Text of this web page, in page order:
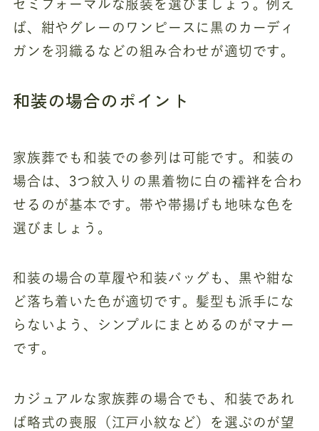
セミフォーマルな服装を選びましょう。例え
ば、紺やグレーのワンピースに黒のカーディ
ガンを羽織るなどの組み合わせが適切です。
和装の場合のポイント
家族葬でも和装での参列は可能です。和装の
場合は、3つ紋入りの黒着物に白の襦袢を合わ
せるのが基本です。帯や帯揚げも地味な色を
選びましょう。
和装の場合の草履や和装バッグも、黒や紺な
ど落ち着いた色が適切です。髪型も派手にな
らないよう、シンプルにまとめるのがマナー
です。
カジュアルな家族葬の場合でも、和装であれ
ば略式の喪服（江戸小紋など）を選ぶのが望